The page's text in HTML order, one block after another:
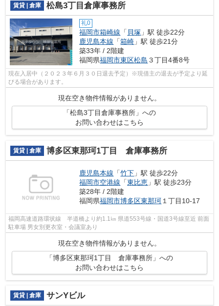
賃貸 | 倉庫 松島3丁目倉庫事務所
礼0
福岡市箱崎線 「 貝塚 」駅 徒歩22分
鹿児島本線 「箱崎 」駅 徒歩21分
築33年 / 2階建
福岡県福岡市東区松島 ３丁目4番8号
現在入居中（２０２３年６月３０日退去予定）※現借主の退去が予定より延
びる場合があります。
現在空き物件情報がありません。
「松島3丁目倉庫事務所」への
お問い合わせはこちら
賃貸 | 倉庫 博多区東那珂1丁目 倉庫事務所
鹿児島本線 「竹下 」駅 徒歩22分
福岡市空港線 「東比恵 」駅 徒歩23分
築28年 / 2階建
福岡県福岡市博多区東那珂 １丁目10-17
福岡高速道路環状線 半道橋より約1.1㎞ 県道553号線・国道3号線至近 前面
駐車場 男女別更衣室・会議室あり
現在空き物件情報がありません。
「博多区東那珂1丁目 倉庫事務所」への
お問い合わせはこちら
賃貸 | 倉庫 サンYビル